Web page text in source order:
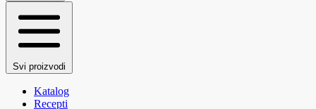
Svi proizvodi
Katalog
Recepti